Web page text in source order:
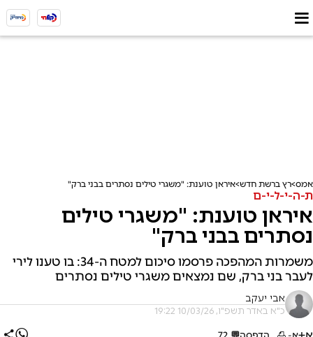
אמס רץ ברשת חדש איראן טוענת: "משגרי טילים נסתרים בבני ברק"
ת-ה-י-ל-י-ם
איראן טוענת: "משגרי טילים
נסתרים בבני ברק"
משמרות המהפכה פרסמו סיכום למטח ה-34: בו טענו לירי
לעבר בני ברק, שם נמצאים משגרי טילים נסתרים
אבי יעקב
כ"א באדר תשפ"ו, 10/03/26 19:22